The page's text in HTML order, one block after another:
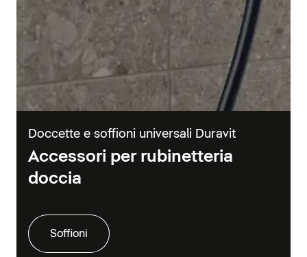
Doccette e soffioni universali Duravit
Accessori per rubinetteria
doccia
Soffioni